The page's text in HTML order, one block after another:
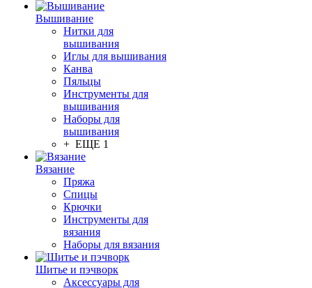
Вышивание
Нитки для
вышивания
Иглы для вышивания
Канва
Пяльцы
Инструменты для
вышивания
Наборы для
вышивания
+ ЕЩЕ 1
Вязание
Пряжа
Спицы
Крючки
Инструменты для
вязания
Наборы для вязания
Шитье и пэчворк
Аксессуары для